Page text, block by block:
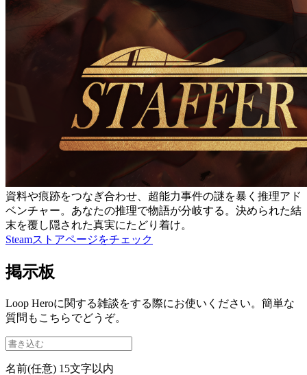
資料や痕跡をつなぎ合わせ、超能力事件の謎を暴く推理アド
ベンチャー。あなたの推理で物語が分岐する。決められた結
末を覆し隠された真実にたどり着け。
Steamストアページをチェック
掲示板
Loop Heroに関する雑談をする際にお使いください。簡単な
質問もこちらでどうぞ。
名前(任意) 15文字以内